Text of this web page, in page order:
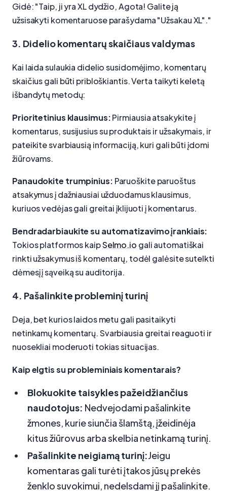
Gidė: "Taip, ji yra XL dydžio, Agota! Galite ją
užsisakyti komentaruose parašydama "Užsakau XL"."
3. Didelio komentarų skaičiaus valdymas
Kai laida sulaukia didelio susidomėjimo, komentarų
skaičius gali būti pribloškiantis. Verta taikyti keletą
išbandytų metodų:
Prioritetinius klausimus:Pirmiausia atsakykite į
komentarus, susijusius su produktais ir užsakymais, ir
pateikite svarbiausią informaciją, kuri gali būti įdomi
žiūrovams.
Panaudokite trumpinius: Paruoškite paruoštus
atsakymus į dažniausiai užduodamus klausimus,
kuriuos vedėjas gali greitai įklijuoti į komentarus.
Bendradarbiaukite su automatizavimo įrankiais:
Tokios platformos kaipSelmo.io gali automatiškai
rinkti užsakymus iš komentarų, todėl galėsite sutelkti
dėmesį į sąveiką su auditorija.
4. Pašalinkite probleminį turinį
Deja, bet kurios laidos metu gali pasitaikyti
netinkamų komentarų. Svarbiausia greitai reaguoti ir
nuosekliai moderuoti tokias situacijas.
Kaip elgtis su probleminiais komentarais?
Blokuokite taisykles pažeidžiančius
naudotojus: Nedvejodami pašalinkite
žmones, kurie siunčia šlamštą, įžeidinėja
kitus žiūrovus arba skelbia netinkamą turinį.
Pašalinkite neigiamą turinį:Jeigu
komentaras gali turėti įtakos jūsų prekės
ženklo suvokimui, nedelsdami jį pašalinkite.